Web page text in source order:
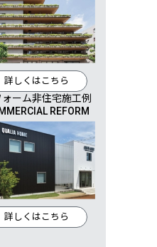
詳しくはこちら
ォーム非住宅施工例
REFORM
詳しくはこちら